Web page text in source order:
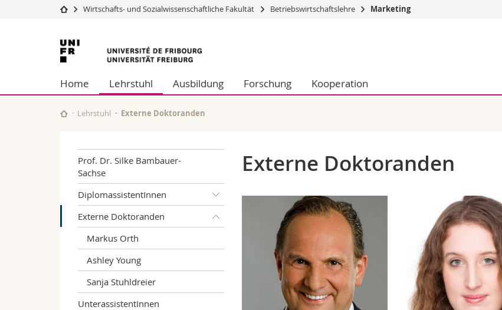
Universität
Studium
Forschung
Universität
Weiterbildung
Wirtschafts- und Sozialwissenschaftliche Fak.
Philosophische Fak.
Fak. für Erziehungs- und Bildungswissenschaften
Forschende
Wirtschafts- und Sozialwissenschaftliche Fakultät Betriebswirtschaftslehre Marketing
Universität
Freiburg
Home Lehrstuhl Ausbildung Forschung Kooperation
Lehrstuhl Externe Doktoranden
Prof. Dr. Silke Bambauer-
Sachse
DiplomassistentInnen
Externe Doktoranden
Markus Orth
Ashley Young
Sanja Stuhldreier
UnterassistentInnen
Externe Doktoranden